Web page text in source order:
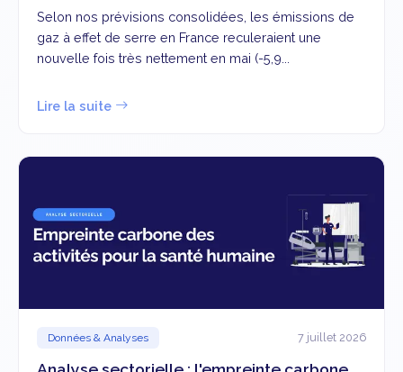
Selon nos prévisions consolidées, les émissions de
gaz à effet de serre en France reculeraient une
nouvelle fois très nettement en mai (-5,9...
Lire la suite
Données & Analyses 7 juillet 2026